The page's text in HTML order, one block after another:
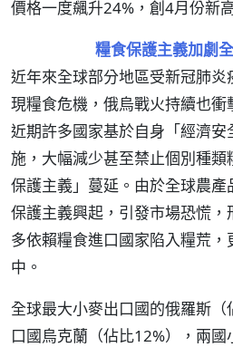
價格一度飆升24%，創4月份新
糧食保護主義加劇
近年來全球部分地區受新冠肺
現糧食危機，俄烏戰火持續也衝
近期許多國家基於自身「經濟
施，大幅減少甚至禁止個別種
保護主義」蔓延。由於全球農產
保護主義興起，引發市場恐慌
多依賴糧食進口國家陷入糧荒
中。
全球最大小麥出口國的俄羅斯
口國烏克蘭（佔比12%），兩